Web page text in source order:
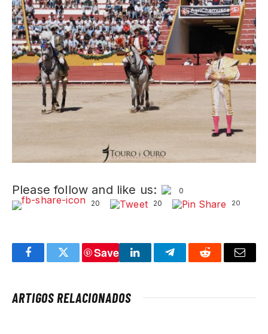
Please follow and like us:
0
20
20 20
FacebookTwitter
Save
LinkedInTelegramReddit Email
ARTIGOS RELACIONADOS